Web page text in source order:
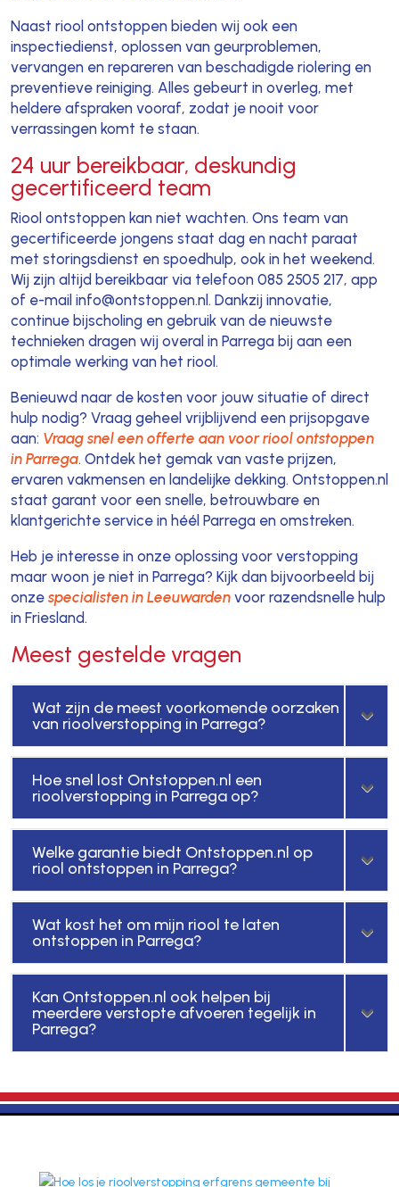
Naast riool ontstoppen bieden wij ook een
inspectiedienst, oplossen van geurproblemen,
vervangen en repareren van beschadigde riolering en
preventieve reiniging. Alles gebeurt in overleg, met
heldere afspraken vooraf, zodat je nooit voor
verrassingen komt te staan.
24 uur bereikbaar, deskundig
gecertificeerd team
Riool ontstoppen kan niet wachten. Ons team van
gecertificeerde jongens staat dag en nacht paraat
met storingsdienst en spoedhulp, ook in het weekend.
Wij zijn altijd bereikbaar via telefoon 085 2505 217, app
of e-mail info@ontstoppen.nl. Dankzij innovatie,
continue bijscholing en gebruik van de nieuwste
technieken dragen wij overal in Parrega bij aan een
optimale werking van het riool.
Benieuwd naar de kosten voor jouw situatie of direct
hulp nodig? Vraag geheel vrijblijvend een prijsopgave
aan: Vraag snel een offerte aan voor riool ontstoppen
in Parrega. Ontdek het gemak van vaste prijzen,
ervaren vakmensen en landelijke dekking. Ontstoppen.nl
staat garant voor een snelle, betrouwbare en
klantgerichte service in héél Parrega en omstreken.
Heb je interesse in onze oplossing voor verstopping
maar woon je niet in Parrega? Kijk dan bijvoorbeeld bij
onze specialisten in Leeuwardenvoor razendsnelle hulp
in Friesland.
Meest gestelde vragen
Wat zijn de meest voorkomende oorzaken
van rioolverstopping in Parrega?
Hoe snel lost Ontstoppen.nl een
rioolverstopping in Parrega op?
Welke garantie biedt Ontstoppen.nl op
riool ontstoppen in Parrega?
Wat kost het om mijn riool te laten
ontstoppen in Parrega?
Kan Ontstoppen.nl ook helpen bij
meerdere verstopte afvoeren tegelijk in
Parrega?